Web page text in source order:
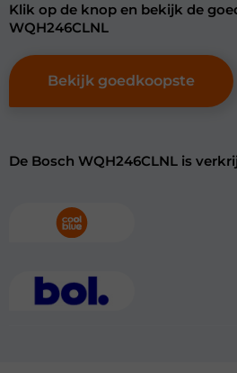
Klik op de knop en bekijk de
WQH246CLNL
Bekijk goedkoopste
De Bosch WQH246CLNL is